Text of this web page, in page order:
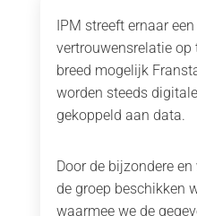
IPM streeft ernaar
vertrouwensrelatie op
breed mogelijk
worden steeds
gekoppeld aan data.
Door de bijzondere
de groep beschikken
waarmee we de